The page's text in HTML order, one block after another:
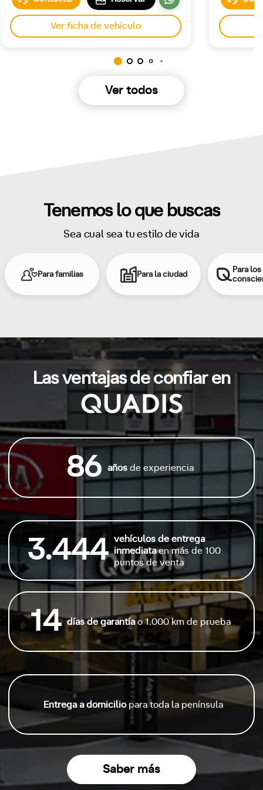
Seat Skoda
Toyota Volkswagen
Ver ficha de vehículo
Ver todos
Tenemos lo que buscas
Sea cual sea tu estilo de vida
Para familias Para la ciudad
Para
Las ventajas de confiar en
86 años de experiencia
3.444
vehículos de entrega
inmediataen más de 100
puntos de venta
14 días de garantíao 1.000 km de prueba
Entrega a domiciliopara toda la península
Saber más